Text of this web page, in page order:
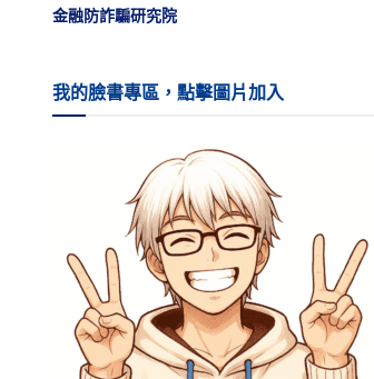
金融防詐騙研究院
我的臉書專區，點擊圖片加入